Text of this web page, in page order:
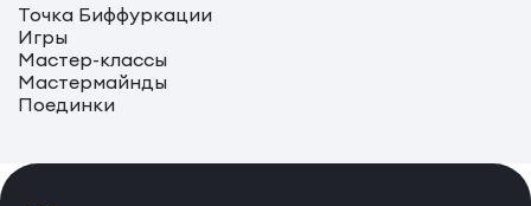
Точка Биффуркации
Игры
Мастер-классы
Мастермайнды
Поединки